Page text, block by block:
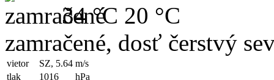
34 °C 20 °C
zamračené, dosť čerstvý
vietor SZ, 5.64 m/s
tlak
1016
hPa